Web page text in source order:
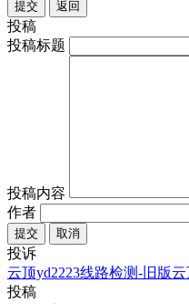
提交 返回
投稿
投稿标题
投稿内容
作者
提交 取消
投诉
云顶yd2223线路检测-旧版
投稿